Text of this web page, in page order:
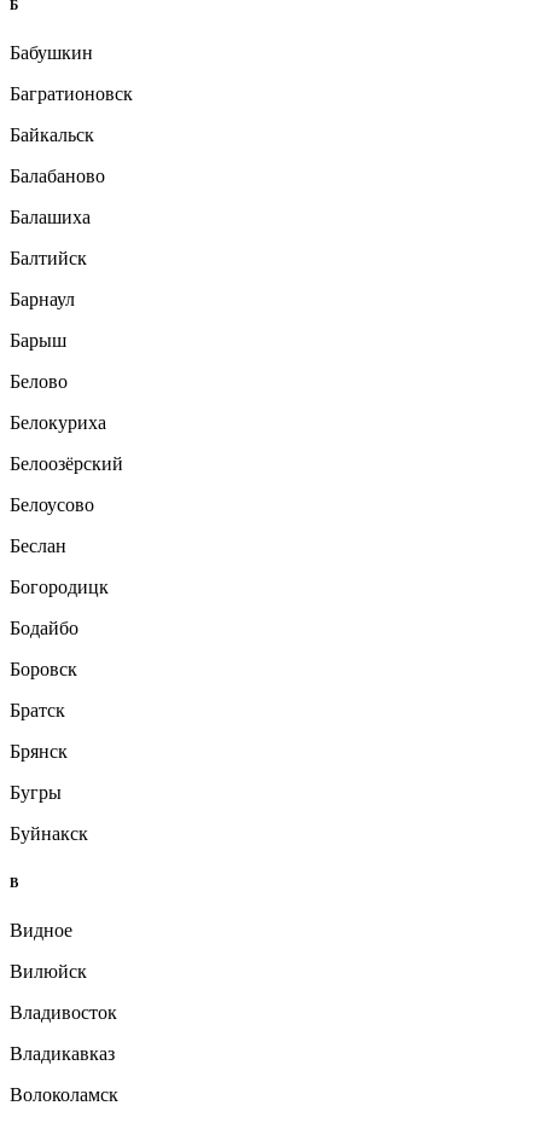
Б
Бабушкин
Багратионовск
Байкальск
Балабаново
Балашиха
Балтийск
Барнаул
Барыш
Белово
Белокуриха
Белоозёрский
Белоусово
Беслан
Богородицк
Бодайбо
Боровск
Братск
Брянск
Бугры
Буйнакск
В
Видное
Вилюйск
Владивосток
Владикавказ
Волоколамск